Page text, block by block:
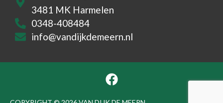
3481 MK Harmelen
0348-408484
info@vandijkdemeern.nl
F
a
c